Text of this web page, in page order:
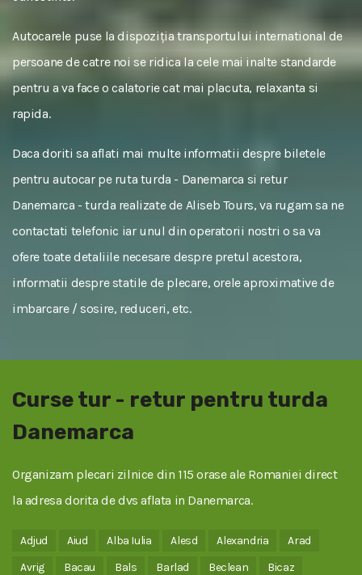
Autocarele puse la dispoziția transportului international de
persoane de catre noi se ridica la cele mai inalte standarde
pentru a va face o calatorie cat mai placuta, relaxanta si
rapida.
Daca doriti sa aflati mai multe informatii despre biletele
pentru autocar pe ruta turda - Danemarca si retur
Danemarca - turda realizate de Aliseb Tours, va rugam sa ne
contactati telefonic iar unul din operatorii nostri o sa va
ofere toate detaliile necesare despre pretul acestora,
informatii despre statile de plecare, orele aproximative de
imbarcare / sosire, reduceri, etc.
Curse tur - retur pentru turda
Danemarca
Organizam plecari zilnice din 115 orase ale Romaniei direct
la adresa dorita de dvs aflata in Danemarca.
Adjud Aiud Alba Iulia Alesd Alexandria
Arad
Avrig
Bacau Bals Barlad Beclean
Bicaz